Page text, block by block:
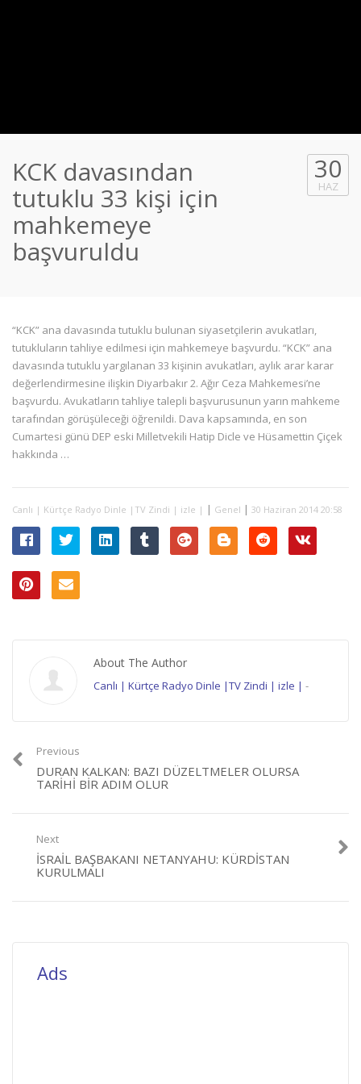
KCK davasından
tutuklu 33 kişi için
mahkemeye
başvuruldu
30
HAZ
“KCK” ana davasında tutuklu bulunan siyasetçilerin avukatları,
tutukluların tahliye edilmesi için mahkemeye başvurdu. “KCK” ana
davasında tutuklu yargılanan 33 kişinin avukatları, aylık arar karar
değerlendirmesine ilişkin Diyarbakır 2. Ağır Ceza Mahkemesi’ne
başvurdu. Avukatların tahliye talepli başvurusunun yarın mahkeme
tarafından görüşüleceği öğrenildi. Dava kapsamında, en son
Cumartesi günü DEP eski Milletvekili Hatip Dicle ve Hüsamettin Çiçek
hakkında …
Canlı | Kürtçe Radyo Dinle |TV Zindi | izle | | Genel | 30 Haziran 2014 20:58
About The Author
Canlı | Kürtçe Radyo Dinle |TV Zindi | izle | -
Previous
DURAN KALKAN: BAZI DÜZELTMELER OLURSA
TARIHI BIR ADIM OLUR
Next
İSRAIL BAŞBAKANI NETANYAHU: KÜRDISTAN
KURULMALI
Ads